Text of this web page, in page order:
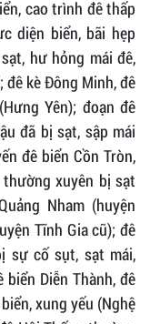
cao trình đê thấp
diện biển, bãi hẹp
hư hỏng mái đê,
kè Đông Minh, đê
Yên); đoạn đê
đã bị sạt, sập mái
đê biển Cồn Tròn,
xuyên bị sạt
Nham (huyện
Tĩnh Gia cũ); đê
sự cố sụt, sạt mái,
Diễn Thành, đê
xung yếu (Nghệ